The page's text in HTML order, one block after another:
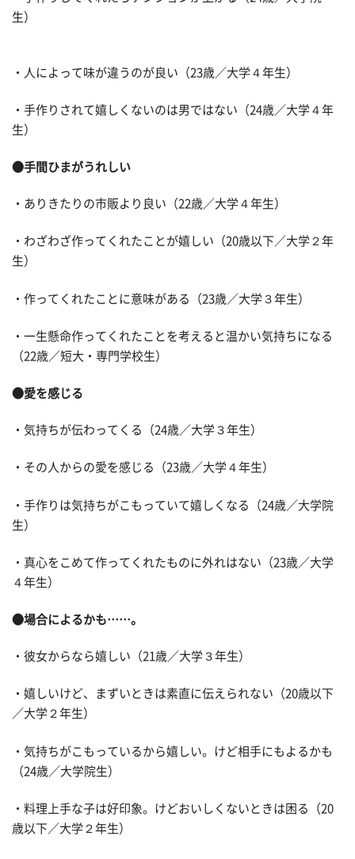
生）
・人によって味が違うのが良い（23歳／大学４年生）
・手作りされて嬉しくないのは男ではない（24歳／大学４年
生）
●手間ひまがうれしい
・ありきたりの市販より良い（22歳／大学４年生）
・わざわざ作ってくれたことが嬉しい（20歳以下／大学２年
生）
・作ってくれたことに意味がある（23歳／大学３年生）
・一生懸命作ってくれたことを考えると温かい気持ちになる
（22歳／短大・専門学校生）
●愛を感じる
・気持ちが伝わってくる（24歳／大学３年生）
・その人からの愛を感じる（23歳／大学４年生）
・手作りは気持ちがこもっていて嬉しくなる（24歳／大学院
生）
・真心をこめて作ってくれたものに外れはない（23歳／大学
４年生）
●場合によるかも……。
・彼女からなら嬉しい（21歳／大学３年生）
・嬉しいけど、まずいときは素直に伝えられない（20歳以下
／大学２年生）
・気持ちがこもっているから嬉しい。けど相手にもよるかも
（24歳／大学院生）
・料理上手な子は好印象。けどおいしくないときは困る（20
歳以下／大学２年生）